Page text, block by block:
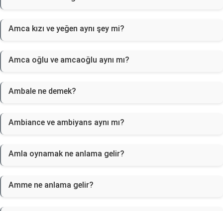
Amca kızı ve yeğen aynı şey mi?
Amca oğlu ve amcaoğlu aynı mı?
Ambale ne demek?
Ambiance ve ambiyans aynı mı?
Amla oynamak ne anlama gelir?
Amme ne anlama gelir?